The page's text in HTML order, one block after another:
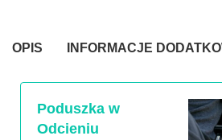
OPIS INFORMACJE
Poduszka w
Odcieniu